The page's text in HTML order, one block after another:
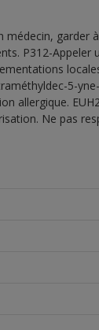
médecin, garder
P312-Appeler
5-
allergique.
Ne pas